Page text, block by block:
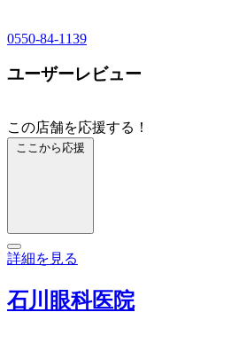
0550-84-1139
ユーザーレビュー
この店舗を応援する！
ここから応援
詳細を見る
石川眼科医院